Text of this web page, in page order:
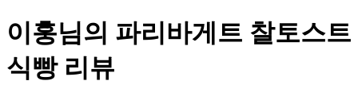
이훙님의 파리바게트 찰토스트
식빵 리뷰